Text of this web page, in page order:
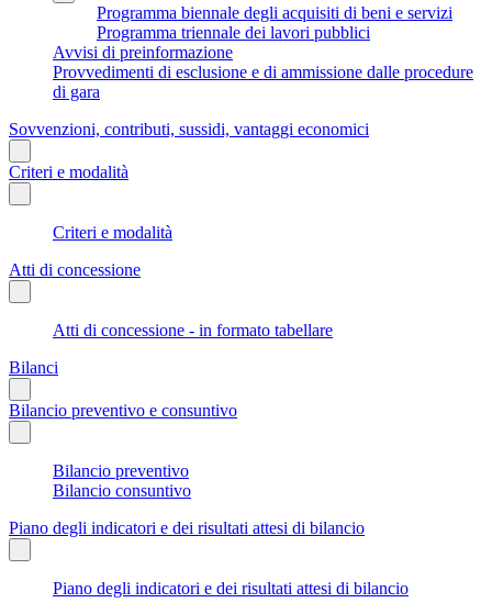
Programma biennale degli acquisiti di beni e servizi
Programma triennale dei lavori pubblici
Avvisi di preinformazione
Provvedimenti di esclusione e di ammissione dalle procedure
di gara
Sovvenzioni, contributi, sussidi, vantaggi economici
Criteri e modalità
Criteri e modalità
Atti di concessione
Atti di concessione - in formato tabellare
Bilanci
Bilancio preventivo e consuntivo
Bilancio preventivo
Bilancio consuntivo
Piano degli indicatori e dei risultati attesi di bilancio
Piano degli indicatori e dei risultati attesi di bilancio